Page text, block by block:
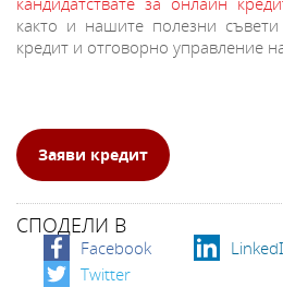
както и нашите полезни
кредит и отговорно управление
Заяви кредит
СПОДЕЛИ В
Facebook
Twitter